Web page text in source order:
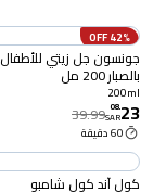
42% OFF
جونسون جل زيتي للأطفال
بالصبار 200 مل
200ml
23
.
08
SAR
39.99
60 دقيقة
كول آند كول شامبو